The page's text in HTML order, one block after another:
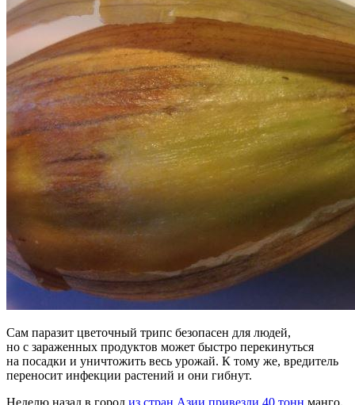
Сам паразит цветочный трипс безопасен для людей,
но с зараженных продуктов может быстро перекинуться
на посадки и уничтожить весь урожай. К тому же, вредитель
переносит инфекции растений и они гибнут.
Неделю назад в город из стран Азии привезли 40 тонн манго,